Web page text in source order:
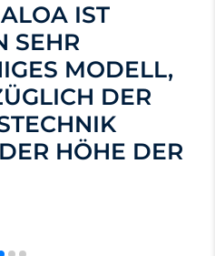
IST
SEHR
MODELL,
DER
HÖHE DER